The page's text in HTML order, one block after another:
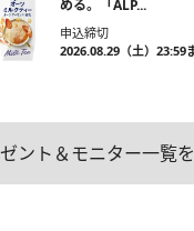
める。「ALP...
申込締切
2026.08.29（土）23:59
ント＆モニター一覧